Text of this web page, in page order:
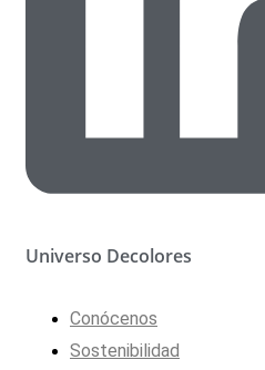
Universo Decolores
Conócenos
Sostenibilidad